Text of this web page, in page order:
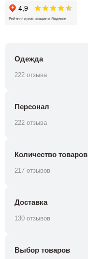
Одежда
222 отзыва
Персонал
222 отзыва
Количество товаров
217 отзывов
Доставка
130 отзывов
Выбор товаров